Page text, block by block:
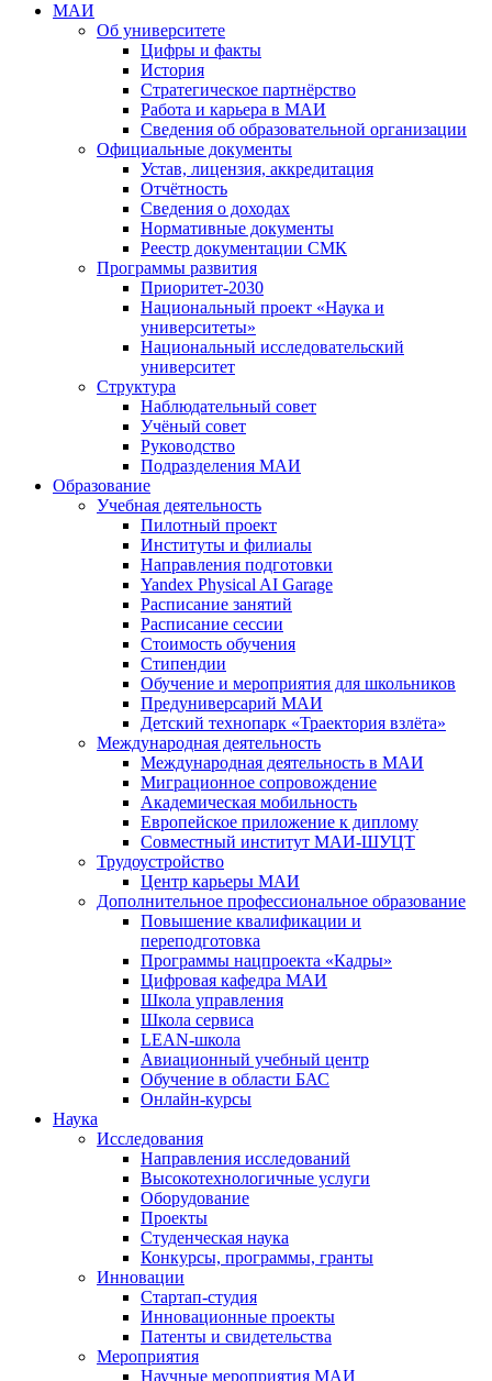
МАИ
Об университете
Цифры и факты
История
Стратегическое партнёрство
Работа и карьера в МАИ
Сведения об образовательной организации
Официальные документы
Устав, лицензия, аккредитация
Отчётность
Сведения о доходах
Нормативные документы
Реестр документации СМК
Программы развития
Приоритет-2030
Национальный проект «Наука и
университеты»
Национальный исследовательский
университет
Структура
Наблюдательный совет
Учёный совет
Руководство
Подразделения МАИ
Образование
Учебная деятельность
Пилотный проект
Институты и филиалы
Направления подготовки
Yandex Physical AI Garage
Расписание занятий
Расписание сессии
Стоимость обучения
Стипендии
Обучение и мероприятия для школьников
Предуниверсарий МАИ
Детский технопарк «Траектория взлёта»
Международная деятельность
Международная деятельность в МАИ
Миграционное сопровождение
Академическая мобильность
Европейское приложение к диплому
Совместный институт МАИ-ШУЦТ
Трудоустройство
Центр карьеры МАИ
Дополнительное профессиональное образование
Повышение квалификации и
переподготовка
Программы нацпроекта «Кадры»
Цифровая кафедра МАИ
Школа управления
Школа сервиса
LEAN-школа
Авиационный учебный центр
Обучение в области БАС
Онлайн-курсы
Наука
Исследования
Направления исследований
Высокотехнологичные услуги
Оборудование
Проекты
Студенческая наука
Конкурсы, программы, гранты
Инновации
Стартап-студия
Инновационные проекты
Патенты и свидетельства
Мероприятия
Научные мероприятия МАИ